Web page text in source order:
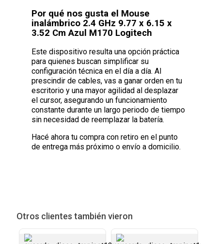
Por qué nos gusta el Mouse
inalámbrico 2.4 GHz 9.77 x 6.15 x
3.52 Cm Azul M170 Logitech
Este dispositivo resulta una opción práctica
para quienes buscan simplificar su
configuración técnica en el día a día. Al
prescindir de cables, vas a ganar orden en tu
escritorio y una mayor agilidad al desplazar
el cursor, asegurando un funcionamiento
constante durante un largo periodo de tiempo
sin necesidad de reemplazar la batería.
Hacé ahora tu compra con retiro en el punto
de entrega más próximo o envío a domicilio.
Otros clientes también vieron